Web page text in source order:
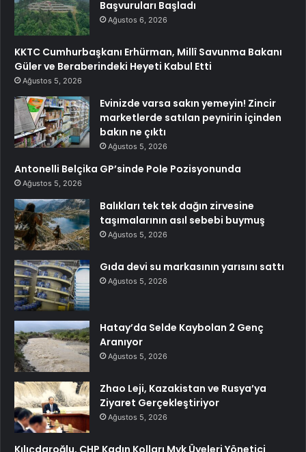
Başvuruları Başladı
Ağustos 6, 2026
KKTC Cumhurbaşkanı Erhürman, Millî Savunma Bakanı
Güler ve Beraberindeki Heyeti Kabul Etti
Ağustos 5, 2026
Evinizde varsa sakın yemeyin! Zincir
marketlerde satılan peynirin içinden
bakın ne çıktı
Ağustos 5, 2026
Antonelli Belçika GP’sinde Pole Pozisyonunda
Ağustos 5, 2026
Balıkları tek tek dağın zirvesine
taşımalarının asıl sebebi buymuş
Ağustos 5, 2026
Gıda devi su markasının yarısını sattı
Ağustos 5, 2026
Hatay’da Selde Kaybolan 2 Genç
Aranıyor
Ağustos 5, 2026
Zhao Leji, Kazakistan ve Rusya’ya
Ziyaret Gerçekleştiriyor
Ağustos 5, 2026
Kılıçdaroğlu, CHP Kadın Kolları Myk Üyeleri Yönetici